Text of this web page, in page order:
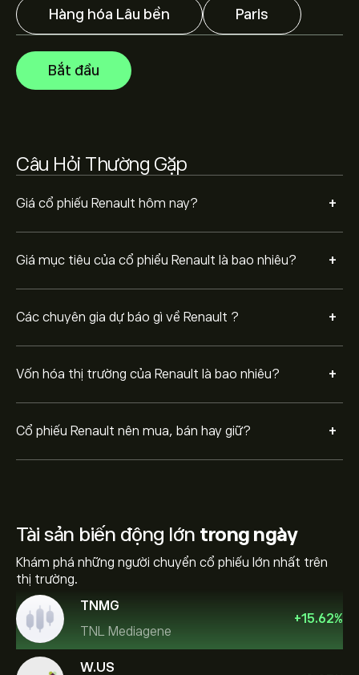
Hàng hóa Lâu bền Paris
Bắt đầu
Câu Hỏi Thường Gặp
Giá cổ phiếu Renault hôm nay? +
Giá mục tiêu của cổ phiểu Renault là bao nhiêu? +
Các chuyên gia dự báo gì về Renault ? +
Hãy kiểm tra dự báo mới nhất về giá tương lai.
Vốn hóa thị trường của Renault là bao nhiêu? +
Vốn hóa thị trường của Renault là 8.14B‎€‎
Cổ phiếu Renault nên mua, bán hay giữ? +
Dựa trên khuyến nghị từ 3 nhà phân tích đối với RNO.PA
Tài sản biến động lớn trong ngày
Khám phá những người chuyển cổ phiếu lớn nhất trên
thị trường.
TNMG
TNL Mediagene
+15.62%
W.US